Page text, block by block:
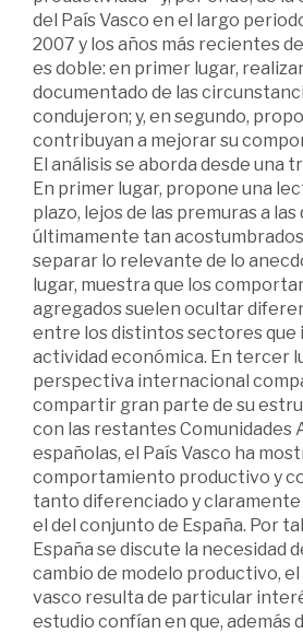
del País Vasco en el largo
2007 y los años más recientes
es doble: en primer lugar,
documentado de las
condujeron; y, en segundo,
contribuyan a mejorar su
El análisis se aborda desde una
En primer lugar, propone una
plazo, lejos de las premuras a
últimamente tan
separar lo relevante de lo
lugar, muestra que los
agregados suelen ocultar
entre los distintos sectores que
actividad económica. En tercer
perspectiva internacional
compartir gran parte de su
con las restantes Comunidades
españolas, el País Vasco ha
comportamiento productivo y
tanto diferenciado y claramente
el del conjunto de España. Por
España se discute la necesidad
cambio de modelo productivo, el
vasco resulta de particular
estudio confían en que, además